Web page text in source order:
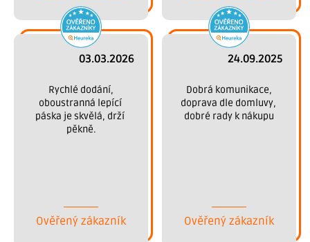
03.03.2026
oboustranná lepící
páska je skvělá, drží
pěkně.
Ověřený zákazník
24.09.2025
doprava dle domluvy,
dobré rady k nákupu
Ověřený zákazník